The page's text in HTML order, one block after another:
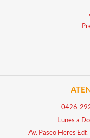
0426-
Lunes a
Av. Paseo Heres